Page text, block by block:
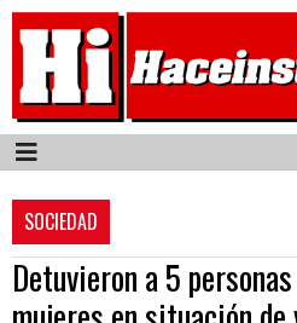
SOCIEDAD
Detuvieron a 5